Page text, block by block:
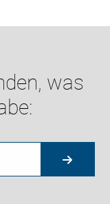
was